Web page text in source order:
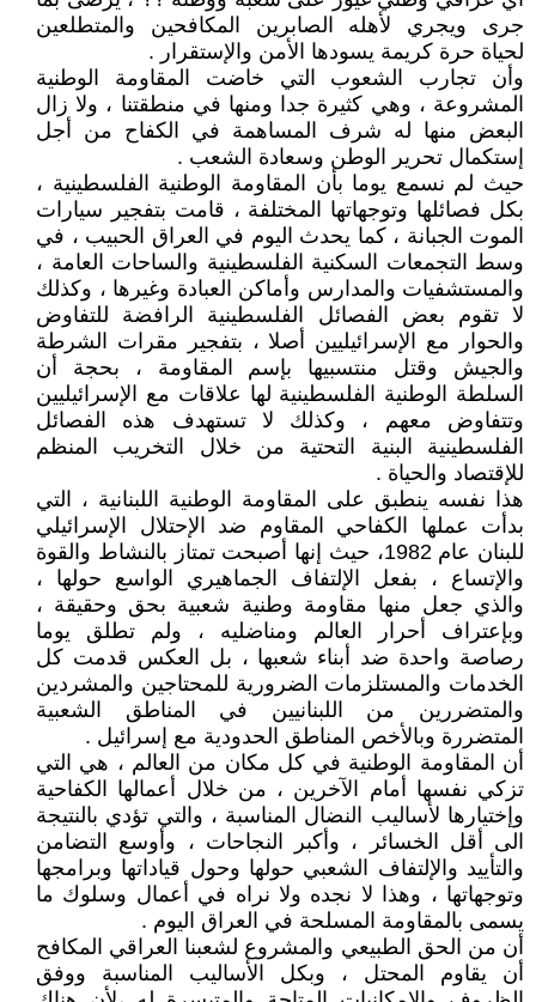
جرى ويجري لأهله الصابرين المكافحين والمتطلعين
لحياة حرة كريمة يسودها الأمن والإستقرار .
وأن تجارب الشعوب التي خاضت المقاومة الوطنية
المشروعة ، وهي كثيرة جدا ومنها في منطقتنا ، ولا زال
البعض منها له شرف المساهمة في الكفاح من أجل
إستكمال تحرير الوطن وسعادة الشعب .
حيث لم نسمع يوما بأن المقاومة الوطنية الفلسطينية ،
بكل فصائلها وتوجهاتها المختلفة ، قامت بتفجير سيارات
الموت الجبانة ، كما يحدث اليوم في العراق الحبيب ، في
وسط التجمعات السكنية الفلسطينية والساحات العامة ،
والمستشفيات والمدارس وأماكن العبادة وغيرها ، وكذلك
لا تقوم بعض الفصائل الفلسطينية الرافضة للتفاوض
والحوار مع الإسرائيليين أصلا ، بتفجير مقرات الشرطة
والجيش وقتل منتسبيها بإسم المقاومة ، بحجة أن
السلطة الوطنية الفلسطينية لها علاقات مع الإسرائيليين
وتتفاوض معهم ، وكذلك لا تستهدف هذه الفصائل
الفلسطينية البنية التحتية من خلال التخريب المنظم
للإقتصاد والحياة .
هذا نفسه ينطبق على المقاومة الوطنية اللبنانية ، التي
بدأت عملها الكفاحي المقاوم ضد الإحتلال الإسرائيلي
للبنان عام 1982، حيث إنها أصبحت تمتاز بالنشاط والقوة
والإتساع ، بفعل الإلتفاف الجماهيري الواسع حولها ،
والذي جعل منها مقاومة وطنية شعبية بحق وحقيقة ،
وبإعتراف أحرار العالم ومناضليه ، ولم تطلق يوما
رصاصة واحدة ضد أبناء شعبها ، بل العكس قدمت كل
الخدمات والمستلزمات الضرورية للمحتاجين والمشردين
والمتضررين من اللبنانيين في المناطق الشعبية
المتضررة وبالأخص المناطق الحدودية مع إسرائيل .
أن المقاومة الوطنية في كل مكان من العالم ، هي التي
تزكي نفسها أمام الآخرين ، من خلال أعمالها الكفاحية
وإختيارها لأساليب النضال المناسبة ، والتي تؤدي بالنتيجة
الى أقل الخسائر ، وأكبر النجاحات ، وأوسع التضامن
والتأييد والإلتفاف الشعبي حولها وحول قياداتها وبرامجها
وتوجهاتها ، وهذا لا نجده ولا نراه في أعمال وسلوك ما
يسمى بالمقاومة المسلحة في العراق اليوم .
أن من الحق الطبيعي والمشروع لشعبنا العراقي المكافح
أن يقاوم المحتل ، وبكل الأساليب المناسبة ووفق